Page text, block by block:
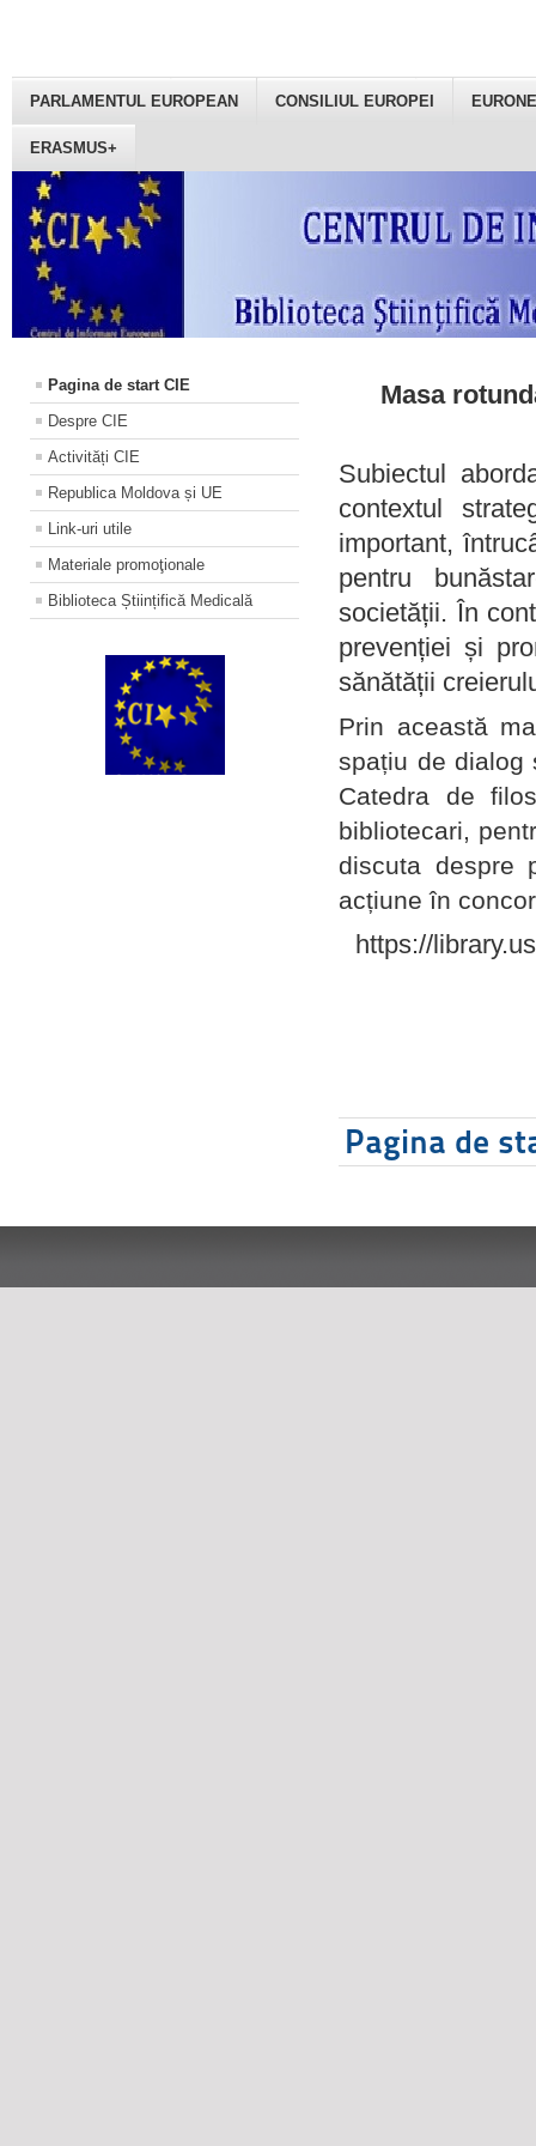
PARLAMENTUL EUROPEAN CONSILIUL EUROPEI
ERASMUS+
Pagina de start CIE
Despre CIE
Activități CIE
Republica Moldova și UE
Link-uri utile
Materiale promoţionale
Biblioteca Științifică Medicală
Masa
Subiectul
contextul
important,
pentru
societății. În
prevenției și
sănătății
Prin această
spațiu de dialog
Catedra de
bibliotecari,
discuta despre
acțiune în
https://
Pagina de